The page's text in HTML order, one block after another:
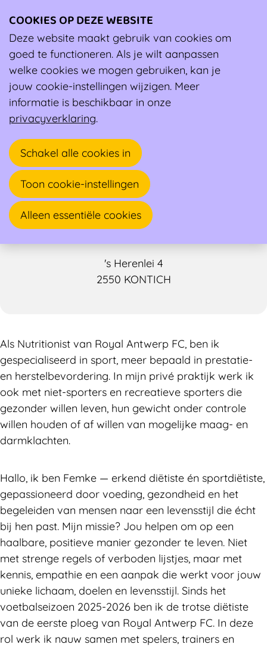
Ambassadeur
Femke Sermeus
's Herenlei 4
2550 KONTICH
Als Nutritionist van Royal Antwerp FC, ben ik
gespecialiseerd in sport, meer bepaald in prestatie-
en herstelbevordering. In mijn privé praktijk werk ik
ook met niet-sporters en recreatieve sporters die
gezonder willen leven, hun gewicht onder controle
willen houden of af willen van mogelijke maag- en
darmklachten.
Hallo, ik ben Femke — erkend diëtiste én sportdiëtiste,
gepassioneerd door voeding, gezondheid en het
begeleiden van mensen naar een levensstijl die écht
bij hen past. Mijn missie? Jou helpen om op een
haalbare, positieve manier gezonder te leven. Niet
met strenge regels of verboden lijstjes, maar met
kennis, empathie en een aanpak die werkt voor jouw
unieke lichaam, doelen en levensstijl. Sinds het
voetbalseizoen 2025-2026 ben ik de trotse diëtiste
van de eerste ploeg van Royal Antwerp FC. In deze
rol werk ik nauw samen met spelers, trainers en
COOKIES OP DEZE WEBSITE
Deze website maakt gebruik van cookies om
goed te functioneren. Als je wilt aanpassen
welke cookies we mogen gebruiken, kan je
jouw cookie-instellingen wijzigen. Meer
informatie is beschikbaar in onze
privacyverklaring.
Schakel alle cookies in
Toon cookie-instellingen
Alleen essentiële cookies